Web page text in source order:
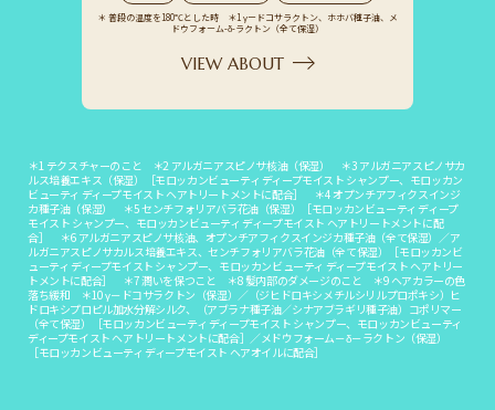
＊ 普段の温度を180℃とした時 ＊1 γードコサラクトン、ホホバ種子油、メ
ドウフォーム-δ-ラクトン（全て保湿）
VIEW ABOUT
＊1 テクスチャーのこと ＊2 アルガニアスピノサ核油（保湿） ＊3 アルガニアスピノサカ
ルス培養エキス（保湿）［モロッカンビューティ ディープモイスト シャンプー、モロッカン
ビューティ ディープモイスト ヘアトリートメントに配合］ ＊4 オプンチアフィクスインジ
カ種子油（保湿） ＊5 センチフォリアバラ花油（保湿）［モロッカンビューティ ディープ
モイスト シャンプー、モロッカンビューティ ディープモイスト ヘアトリートメントに配
合］ ＊6 アルガニアスピノサ核油、オプンチアフィクスインジカ種子油（全て保湿）／ア
ルガニアスピノサカルス培養エキス、センチフォリアバラ花油（全て保湿）［モロッカンビ
ューティ ディープモイスト シャンプー、モロッカンビューティ ディープモイスト ヘアトリー
トメントに配合］ ＊7 潤いを保つこと ＊8 髪内部のダメージのこと ＊9 ヘアカラーの色
落ち緩和 ＊10 γ－ドコサラクトン（保湿）／（ジヒドロキシメチルシリルプロポキシ）ヒ
ドロキシプロピル加水分解シルク、（アブラナ種子油／シナアブラギリ種子油）コポリマー
（全て保湿）［モロッカンビューティ ディープモイスト シャンプー、モロッカンビューティ
ディープモイスト ヘアトリートメントに配合］／メドウフォーム－δ－ラクトン（保湿）
［モロッカンビューティ ディープモイスト ヘアオイルに配合］